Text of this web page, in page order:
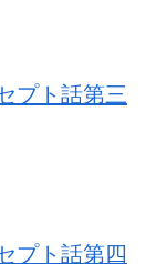
プト話第三
プト話第四